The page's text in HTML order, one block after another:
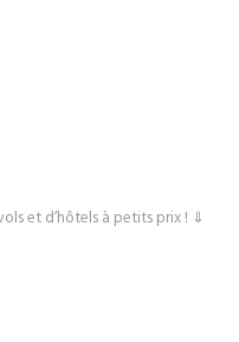
et d’hôtels à petits prix ! ⇓